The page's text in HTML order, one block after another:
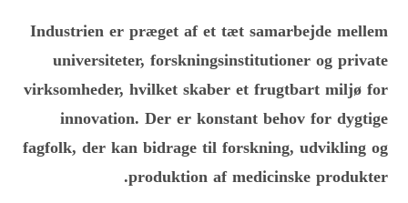
Industrien er præget af et tæt samarbejde mellem
universiteter, forskningsinstitutioner og private
virksomheder, hvilket skaber et frugtbart miljø for
innovation. Der er konstant behov for dygtige
fagfolk, der kan bidrage til forskning, udvikling og
produktion af medicinske produkter.